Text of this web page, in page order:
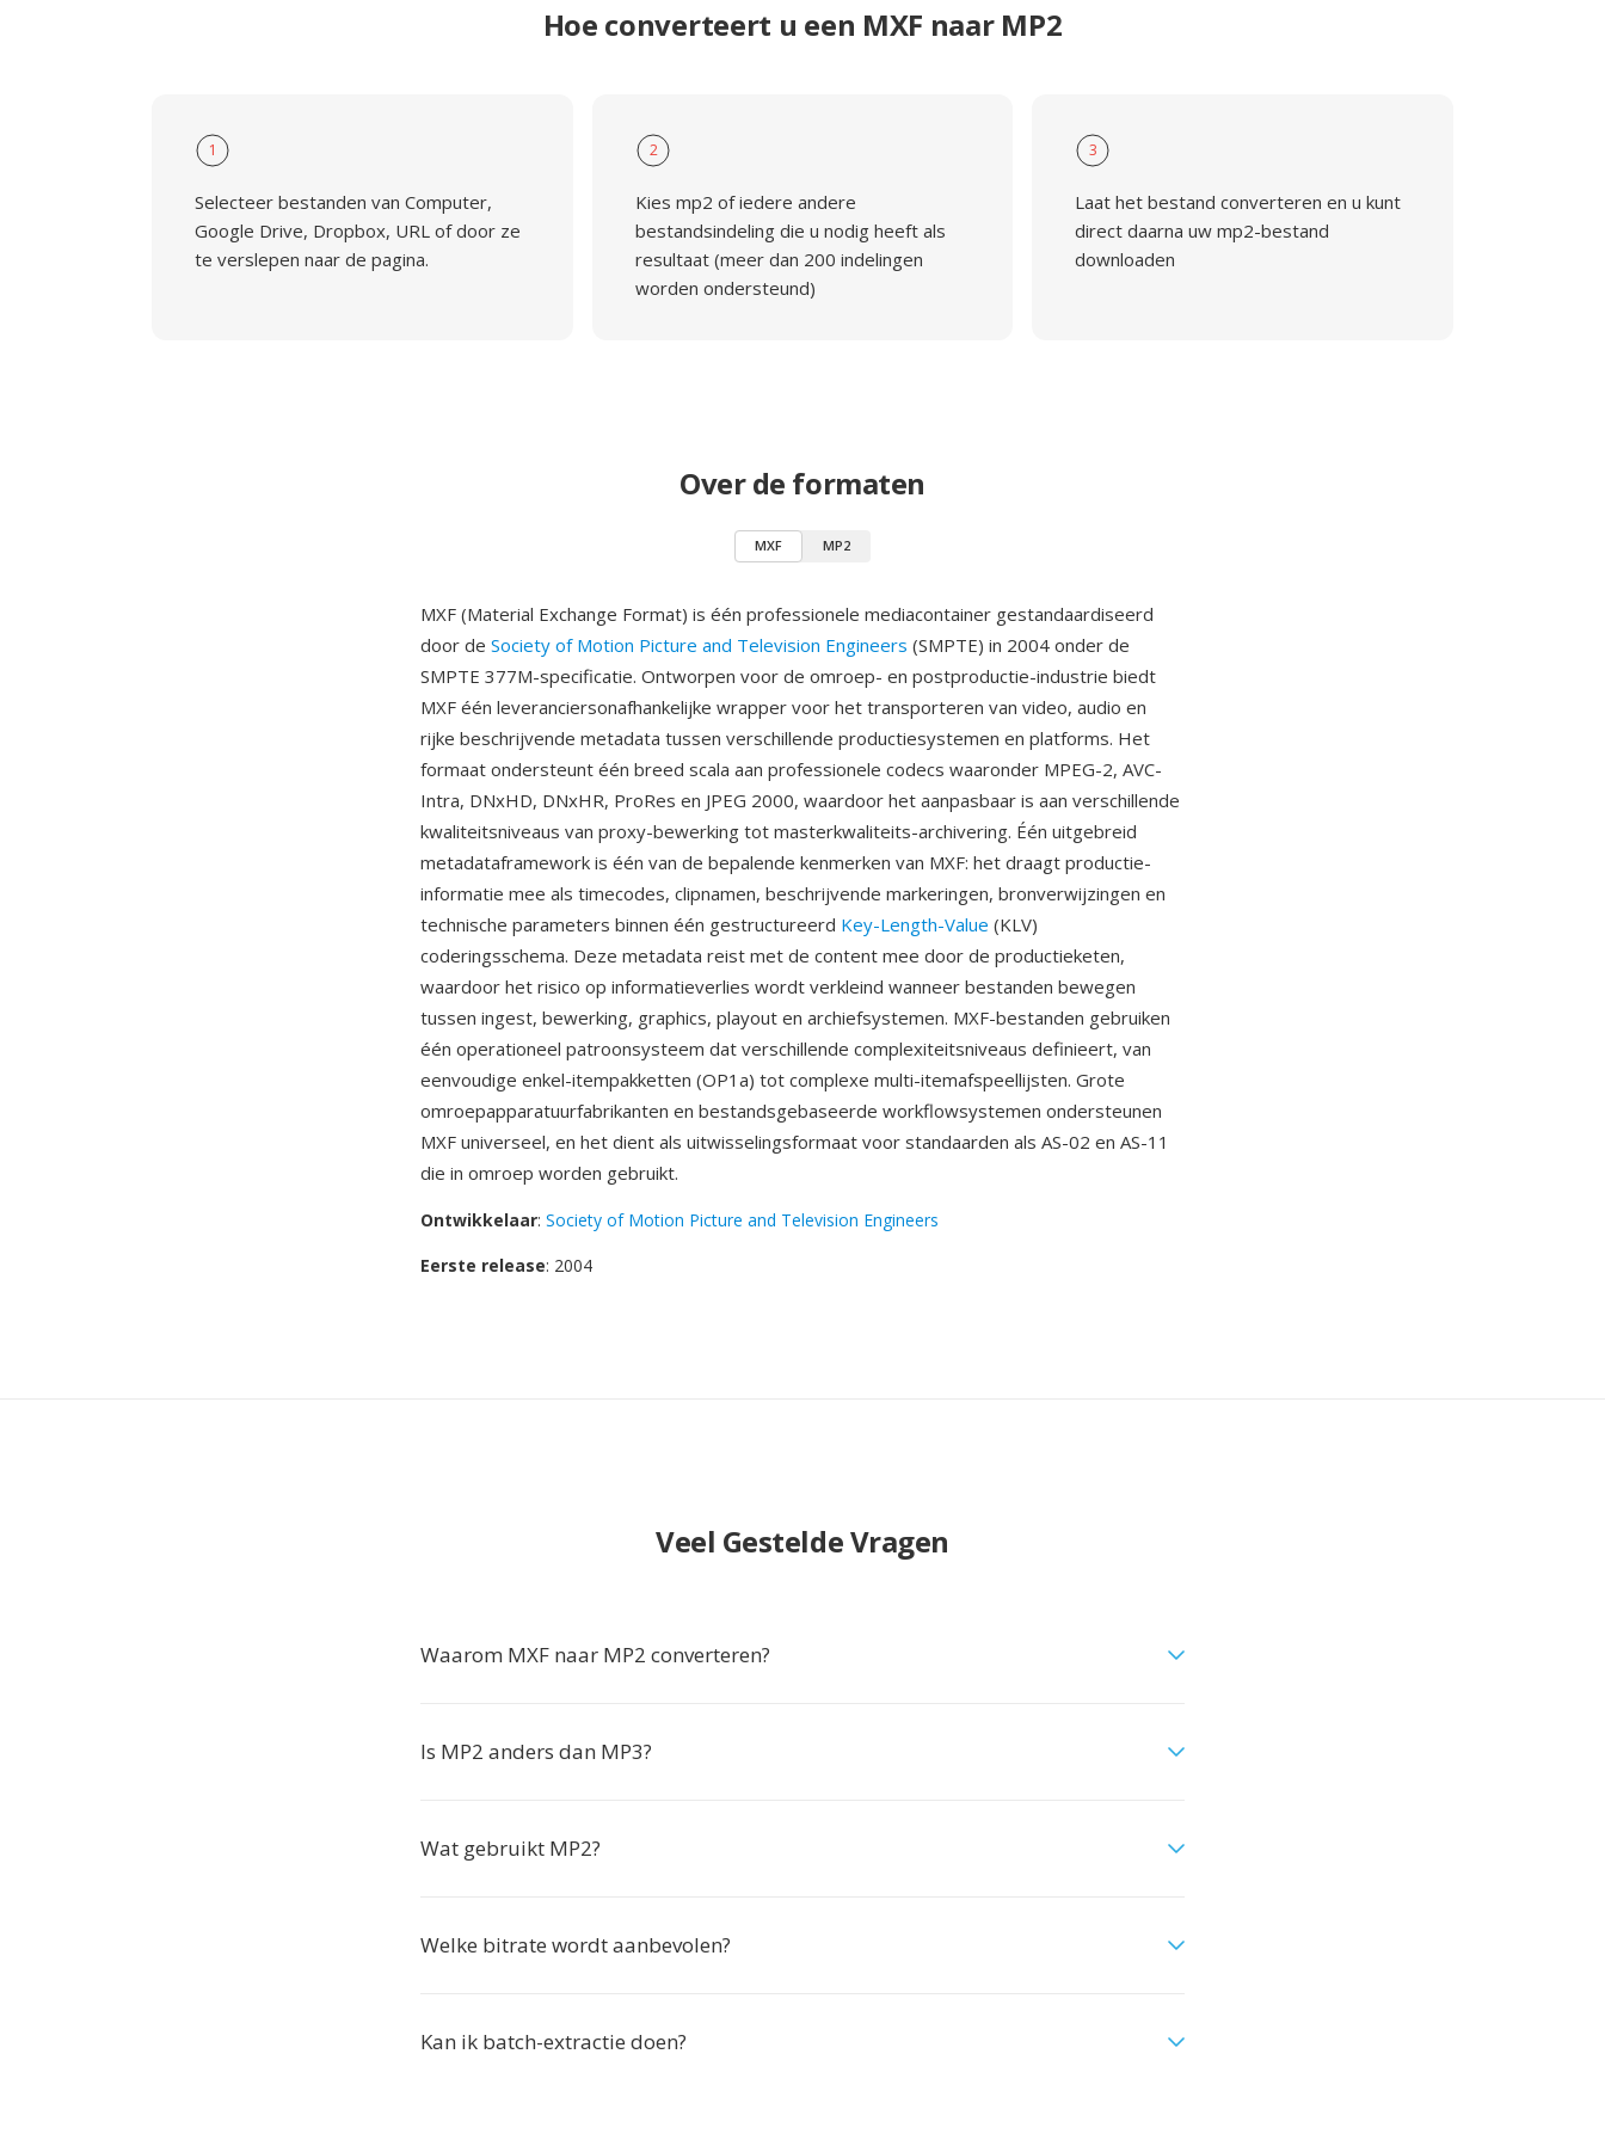
Hoe converteert u een MXF naar MP2
1
Selecteer bestanden van Computer,
Google Drive, Dropbox, URL of door ze
te verslepen naar de pagina.
2
Kies mp2 of iedere andere
bestandsindeling die u nodig heeft als
resultaat (meer dan 200 indelingen
worden ondersteund)
3
Laat het bestand converteren en u kunt
direct daarna uw mp2-bestand
downloaden
Over de formaten
MXF MP2
MXF (Material Exchange Format) is één professionele mediacontainer gestandaardiseerd
door de Society of Motion Picture and Television Engineers (SMPTE) in 2004 onder de
SMPTE 377M-specificatie. Ontworpen voor de omroep- en postproductie-industrie biedt
MXF één leveranciersonafhankelijke wrapper voor het transporteren van video, audio en
rijke beschrijvende metadata tussen verschillende productiesystemen en platforms. Het
formaat ondersteunt één breed scala aan professionele codecs waaronder MPEG-2, AVC-
Intra, DNxHD, DNxHR, ProRes en JPEG 2000, waardoor het aanpasbaar is aan verschillende
kwaliteitsniveaus van proxy-bewerking tot masterkwaliteits-archivering. Één uitgebreid
metadataframework is één van de bepalende kenmerken van MXF: het draagt productie-
informatie mee als timecodes, clipnamen, beschrijvende markeringen, bronverwijzingen en
technische parameters binnen één gestructureerd Key-Length-Value (KLV)
coderingsschema. Deze metadata reist met de content mee door de productieketen,
waardoor het risico op informatieverlies wordt verkleind wanneer bestanden bewegen
tussen ingest, bewerking, graphics, playout en archiefsystemen. MXF-bestanden gebruiken
één operationeel patroonsysteem dat verschillende complexiteitsniveaus definieert, van
eenvoudige enkel-itempakketten (OP1a) tot complexe multi-itemafspeellijsten. Grote
omroepapparatuurfabrikanten en bestandsgebaseerde workflowsystemen ondersteunen
MXF universeel, en het dient als uitwisselingsformaat voor standaarden als AS-02 en AS-11
die in omroep worden gebruikt.
Ontwikkelaar: Society of Motion Picture and Television Engineers
Eerste release: 2004
Veel Gestelde Vragen
Waarom MXF naar MP2 converteren?
Is MP2 anders dan MP3?
Wat gebruikt MP2?
Welke bitrate wordt aanbevolen?
Kan ik batch-extractie doen?